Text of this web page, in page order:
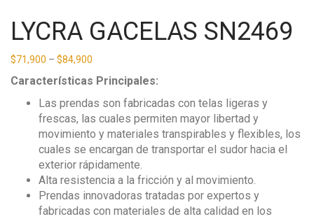
LYCRA GACELAS SN2469
$71,900 – $84,900
Características Principales:
Las prendas son fabricadas con telas ligeras y
frescas, las cuales permiten mayor libertad y
movimiento y materiales transpirables y flexibles, los
cuales se encargan de transportar el sudor hacia el
exterior rápidamente.
Alta resistencia a la fricción y al movimiento.
Prendas innovadoras tratadas por expertos y
fabricadas con materiales de alta calidad en los